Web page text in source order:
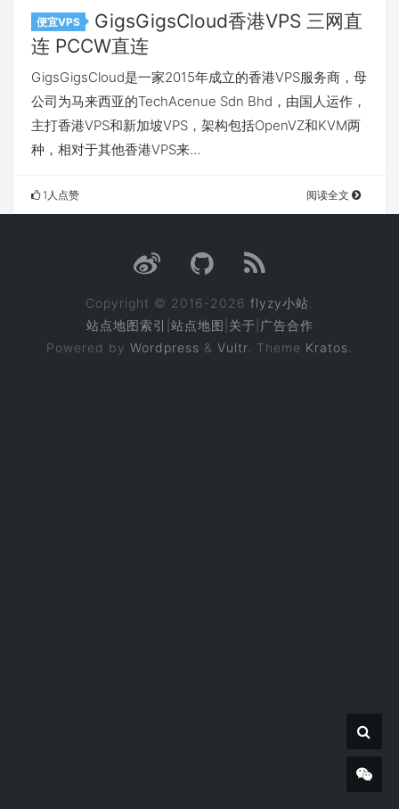
便宜VPS
GigsGigsCloud香港VPS 三网直
连 PCCW直连
GigsGigsCloud是一家2015年成立的香港VPS服务商，母
公司为马来西亚的TechAcenue Sdn Bhd，由国人运作，
主打香港VPS和新加坡VPS，架构包括OpenVZ和KVM两
种，相对于其他香港VPS来…
1人点赞 阅读全文
Copyright © 2016-2026 flyzy小站
站点地图索引 站点地图 关于 广告合作
Powered by Wordpress & Vultr . Theme Kratos.